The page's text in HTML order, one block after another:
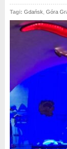
Tagi: Gdańsk Góra